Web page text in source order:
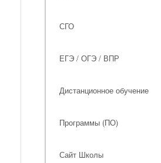
СГО
ЕГЭ / ОГЭ / ВПР
Дистанционное обучение
Программы (ПО)
Сайт Школы